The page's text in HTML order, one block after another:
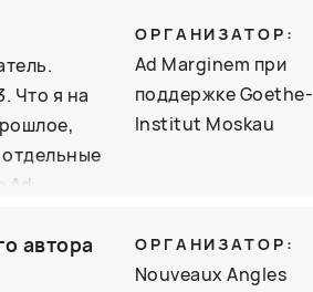
книгу
просто
на
Что я на
Ad
и
об
ОРГАНИЗАТОР:
Ad Marginem при
поддержке Goethe-
Institut Moskau
автора
ОРГАНИЗАТОР:
Nouveaux Angles